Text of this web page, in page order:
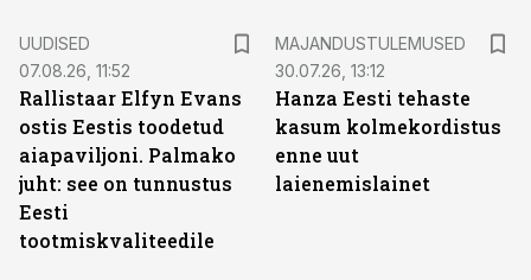
UUDISED
07.08.26, 11:52
Rallistaar Elfyn Evans
ostis Eestis toodetud
aiapaviljoni. Palmako
juht: see on tunnustus
Eesti
tootmiskvaliteedile
MAJANDUSTULEMUSED
30.07.26, 13:12
Hanza Eesti tehaste
kasum kolmekordistus
enne uut
laienemislainet